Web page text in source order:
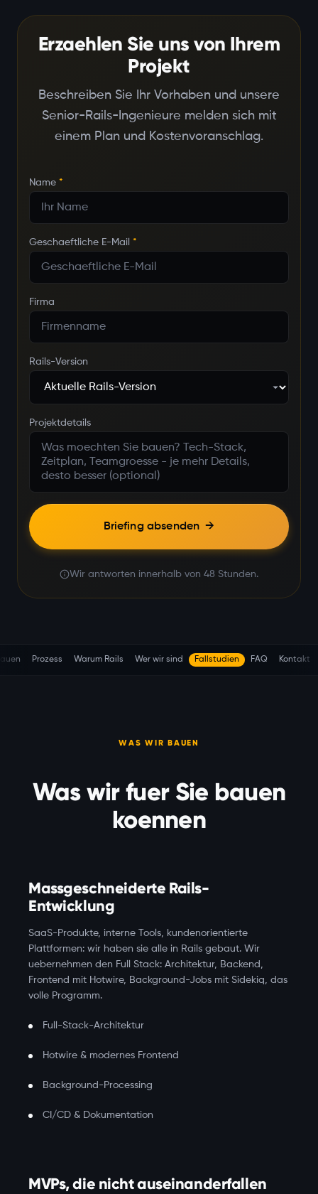
Erzaehlen Sie uns von Ihrem
Projekt
Beschreiben Sie Ihr Vorhaben und unsere
Senior-Rails-Ingenieure melden sich mit
einem Plan und Kostenvoranschlag.
Name *
Geschaeftliche E-Mail *
Firma
Rails-Version
Projektdetails
Briefing absenden →
Wir antworten innerhalb von 48 Stunden.
Prozess Warum Rails Wer wir sind Fallstudien FAQ Kontakt
WAS WIR BAUEN
Was wir fuer Sie bauen
koennen
Massgeschneiderte Rails-
Entwicklung
SaaS-Produkte, interne Tools, kundenorientierte
Plattformen: wir haben sie alle in Rails gebaut. Wir
uebernehmen den Full Stack: Architektur, Backend,
Frontend mit Hotwire, Background-Jobs mit Sidekiq, das
volle Programm.
Full-Stack-Architektur
Hotwire & modernes Frontend
Background-Processing
CI/CD & Dokumentation
MVPs, die nicht auseinanderfallen